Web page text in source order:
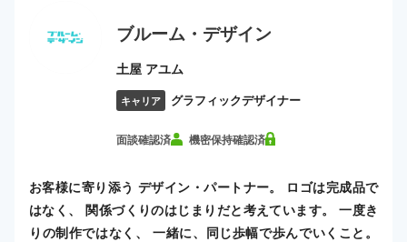
ブルーム・デザイン
土屋 アユム
キャリア グラフィックデザイナー
面談確認済 機密保持確認済
お客様に寄り添う デザイン・パートナー。 ロゴは完成品で
はなく、 関係づくりのはじまりだと考えています。 一度き
りの制作ではなく、 一緒に、同じ歩幅で歩んでいくこと。